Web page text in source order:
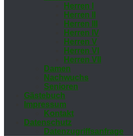
Her­ren I
Her­ren II
Her­ren III
Her­ren IV
Her­ren V
Her­ren VI
Her­ren VII
Da­men
Nach­wuchs
Se­nio­ren
Gäs­te­buch
Im­pres­sum
Kon­takt
Da­ten­schutz
Da­ten­zu­griffs­an­fra­ge